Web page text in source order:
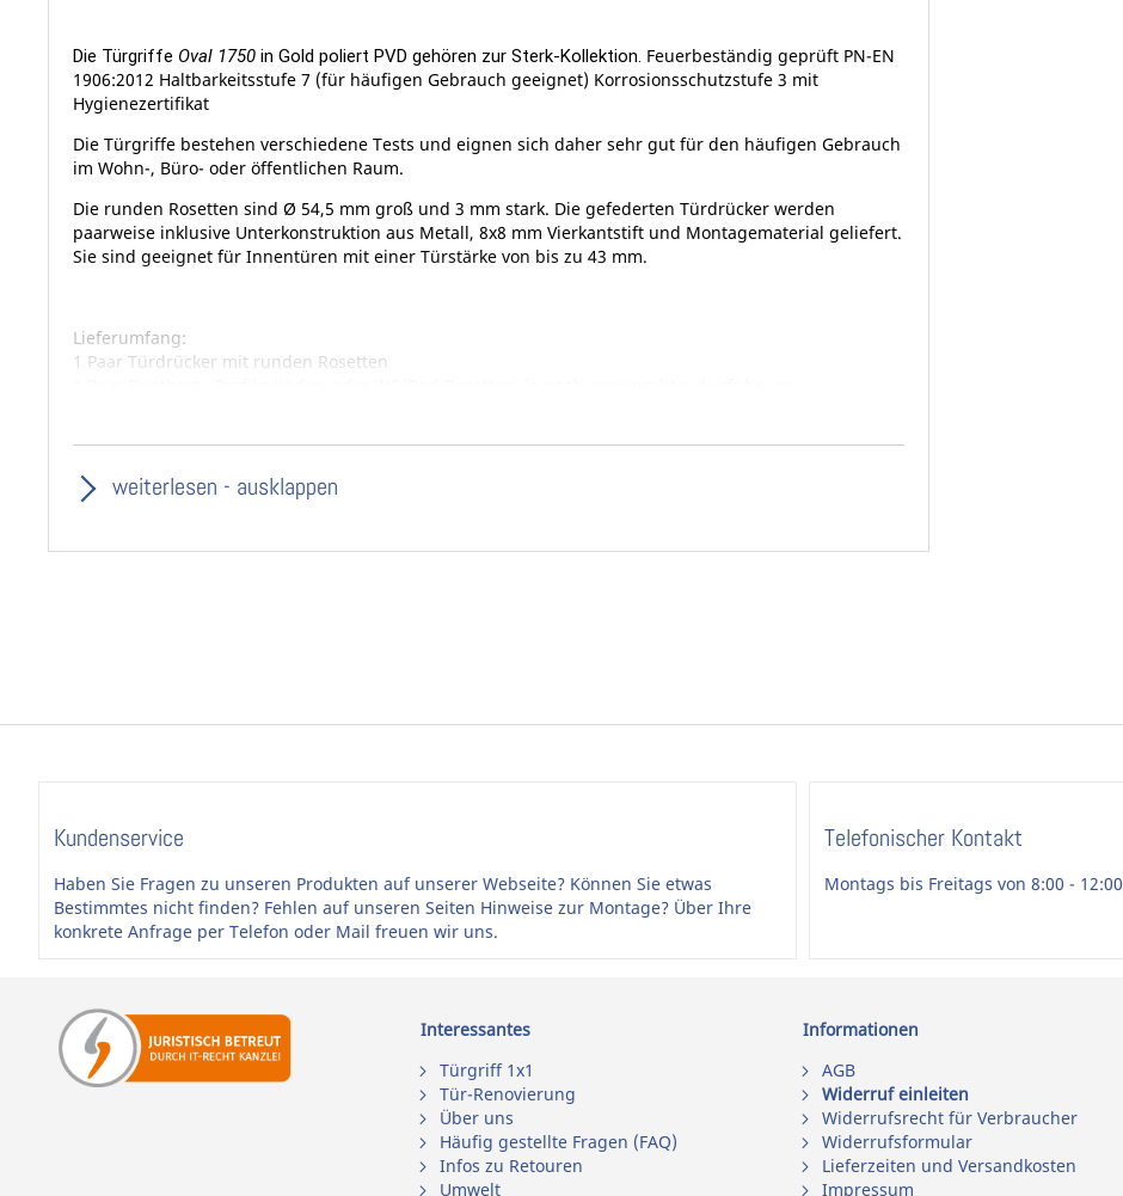
Die Türgriffe Oval 1750 in Gold poliert PVD gehören zur Sterk-Kollektion. Feuerbeständig geprüft PN-EN
1906:2012 Haltbarkeitsstufe 7 (für häufigen Gebrauch geeignet) Korrosionsschutzstufe 3 mit
Hygienezertifikat
Die Türgriffe bestehen verschiedene Tests und eignen sich daher sehr gut für den häufigen Gebrauch
im Wohn-, Büro- oder öffentlichen Raum.
Die runden Rosetten sind Ø 54,5 mm groß und 3 mm stark. Die gefederten Türdrücker werden
paarweise inklusive Unterkonstruktion aus Metall, 8x8 mm Vierkantstift und Montagematerial geliefert.
Sie sind geeignet für Innentüren mit einer Türstärke von bis zu 43 mm.
Lieferumfang:
1 Paar Türdrücker mit runden Rosetten
Klasse 4: EN1906
inklusive 8x8 mm Vierkantstift und Schrauben
weiterlesen - ausklappen
Kundenservice
Haben Sie Fragen zu unseren Produkten auf unserer Webseite? Können Sie etwas
Bestimmtes nicht finden? Fehlen auf unseren Seiten Hinweise zur Montage? Über Ihre
konkrete Anfrage per Telefon oder Mail freuen wir uns.
Telefonischer Kontakt
Montags bis Freitags von 8:00 -
Interessantes
Türgriff 1x1
Tür-Renovierung
Über uns
Häufig gestellte Fragen (FAQ)
Infos zu Retouren
Umwelt
Informationen
AGB
Widerruf einleiten
Widerrufsrecht für Verbraucher
Widerrufsformular
Lieferzeiten und Versandkosten
Impressum